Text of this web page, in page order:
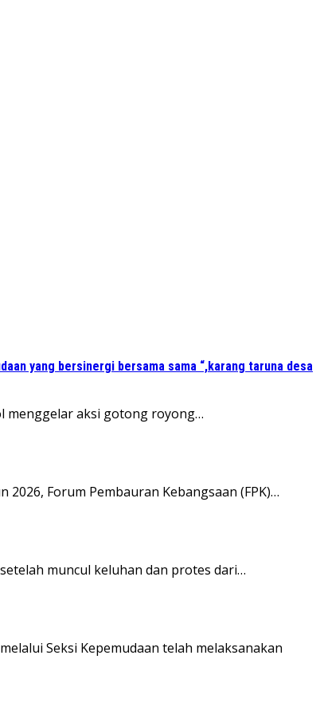
yang bersinergi bersama sama “,karang taruna desa
menggelar aksi gotong royong…
Forum Pembauran Kebangsaan (FPK)…
muncul keluhan dan protes dari…
Seksi Kepemudaan telah melaksanakan